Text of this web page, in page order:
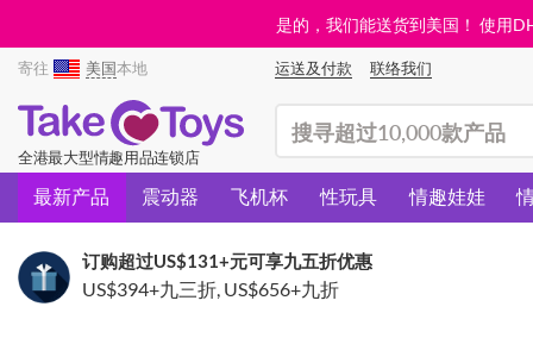
是的，我们能送货到美国！ 使用
寄往 美国本地 运送及付款 联络我们
全港最大型情趣用品连锁店
最新产品 震动器 飞机杯 性玩具 情趣娃娃
订购超过US$131+元可享九五折优惠
US$394+九三折, US$656+九折